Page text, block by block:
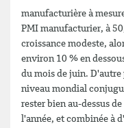
manufacturière à
PMI manufacturier, à
croissance modeste,
environ 10 % en
du mois de juin. D'autre
niveau mondial
rester bien au-dessus
l'année, et combinée à